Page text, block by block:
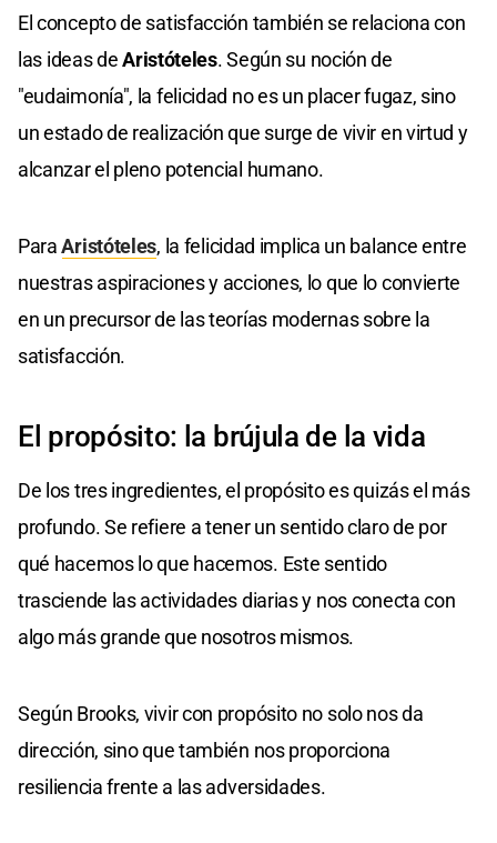
El concepto de satisfacción también se relaciona con
las ideas deAristóteles. Según su noción de
"eudaimonía", la felicidad no es un placer fugaz, sino
un estado de realización que surge de vivir en virtud y
alcanzar el pleno potencial humano.
ParaAristóteles, la felicidad implica un balance entre
nuestras aspiraciones y acciones, lo que lo convierte
en un precursor de las teorías modernas sobre la
satisfacción.
El propósito: la brújula de la vida
De los tres ingredientes, el propósito es quizás el más
profundo. Se refiere a tener un sentido claro de por
qué hacemos lo que hacemos. Este sentido
trasciende las actividades diarias y nos conecta con
algo más grande que nosotros mismos.
Según Brooks, vivir con propósito no solo nos da
dirección, sino que también nos proporciona
resiliencia frente a las adversidades.